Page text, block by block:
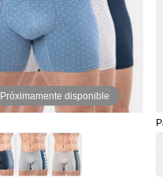
Próximamente disponible